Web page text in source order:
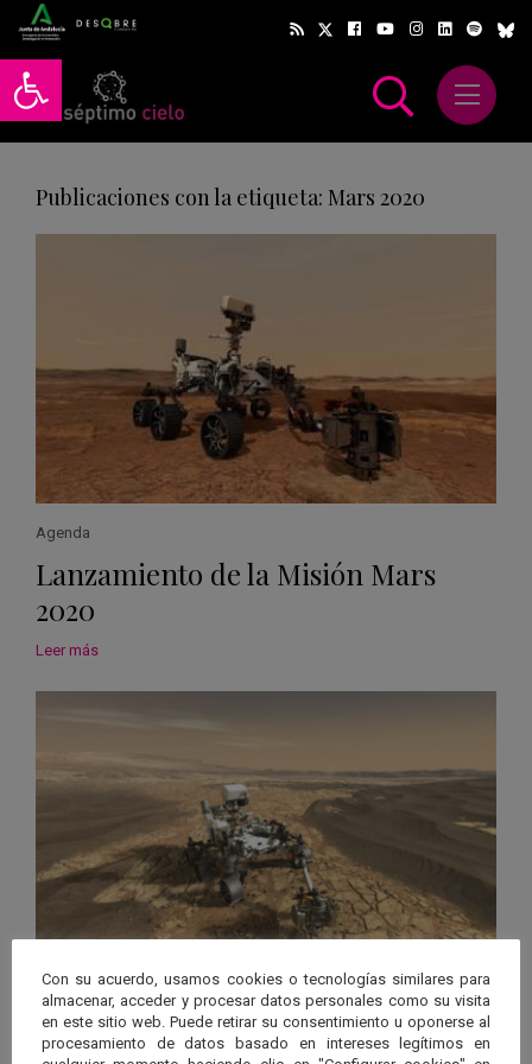
Abrir barra de herramientas
Abrir
Publicaciones con la etiqueta: Mars 2020
Agenda
Lanzamiento de la Misión Mars
2020
Leer más
Noticias
El Centro de Astrobiología se
Con su acuerdo, usamos cookies o tecnologías similares para
almacenar, acceder y procesar datos personales como su visita
en este sitio web. Puede retirar su consentimiento u oponerse al
procesamiento de datos basado en intereses legítimos en